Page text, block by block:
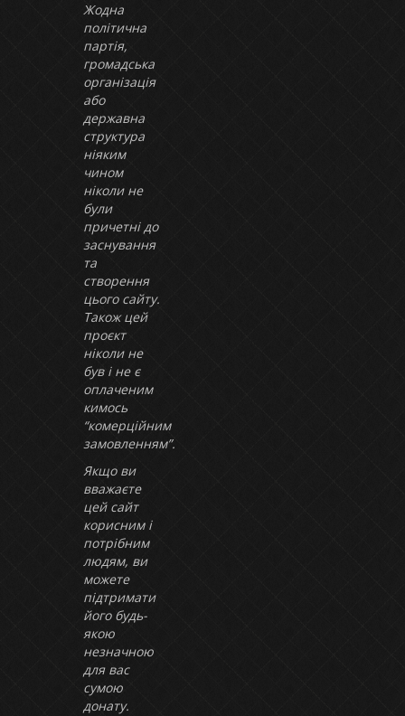
Жодна
політична
партія,
громадська
організація
або
державна
структура
ніяким
чином
ніколи не
були
причетні до
заснування
та
створення
цього сайту.
Також цей
проєкт
ніколи не
був і не є
оплаченим
кимось
“комерційним
замовленням”.
Якщо ви
вважаєте
цей сайт
корисним і
потрібним
людям, ви
можете
підтримати
його будь-
якою
незначною
для вас
сумою
донату.